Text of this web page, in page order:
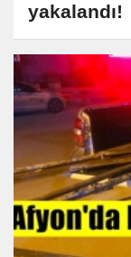
yakalandı!